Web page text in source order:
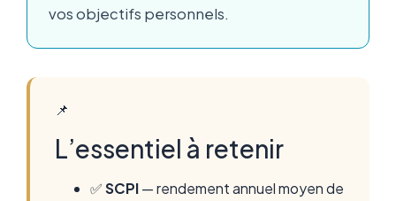
vos objectifs personnels.
📌
L’essentiel à retenir
✅SCPI— rendement annuel moyen de